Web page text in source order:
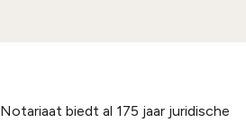
biedt al 175 jaar juridische